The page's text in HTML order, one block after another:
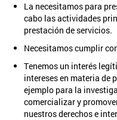
La necesitamos para
cabo las actividades
prestación de servicios.
Necesitamos cumplir
Tenemos un interés
intereses en materia de
ejemplo para la
comercializar y
nuestros derechos e